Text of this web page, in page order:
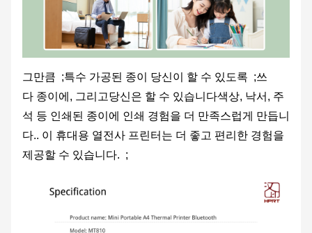
그만큼 ;특수 가공된 종이 당신이 할 수 있도록 ;쓰
다 종이에 , 그리고당신은 할 수 있습니다색상, 낙서, 주
석 등 인쇄된 종이에 인쇄 경험을 더 만족스럽게 만듭니
다.. 이 휴대용 열전사 프린터는 더 좋고 편리한 경험을
제공할 수 있습니다. ;